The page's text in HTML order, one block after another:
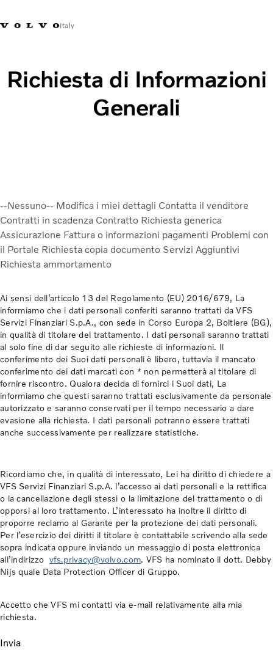
Italy
Richiesta di Informazioni
Generali
--Nessuno-- Modifica i miei dettagli Contatta il venditore
Contratti in scadenza Contratto Richiesta generica
Assicurazione Fattura o informazioni pagamenti Problemi con
il Portale Richiesta copia documento Servizi Aggiuntivi
Richiesta ammortamento
Ai sensi dell’articolo 13 del Regolamento (EU) 2016/679, La
informiamo che i dati personali conferiti saranno trattati da VFS
Servizi Finanziari S.p.A., con sede in Corso Europa 2, Boltiere (BG),
in qualità di titolare del trattamento. I dati personali saranno trattati
al solo fine di dar seguito alle richieste di informazioni. Il
conferimento dei Suoi dati personali è libero, tuttavia il mancato
conferimento dei dati marcati con * non permetterà al titolare di
fornire riscontro. Qualora decida di fornirci i Suoi dati, La
informiamo che questi saranno trattati esclusivamente da personale
autorizzato e saranno conservati per il tempo necessario a dare
evasione alla richiesta. I dati personali potranno essere trattati
anche successivamente per realizzare statistiche.
Ricordiamo che, in qualità di interessato, Lei ha diritto di chiedere a
VFS Servizi Finanziari S.p.A. l’accesso ai dati personali e la rettifica
o la cancellazione degli stessi o la limitazione del trattamento o di
opporsi al loro trattamento. L’interessato ha inoltre il diritto di
proporre reclamo al Garante per la protezione dei dati personali.
Per l’esercizio dei diritti il titolare è contattabile scrivendo alla sede
sopra indicata oppure inviando un messaggio di posta elettronica
all’indirizzovfs.privacy@volvo.com. VFS ha nominato il dott. Debby
Nijs quale Data Protection Officer di Gruppo.
Accetto che VFS mi contatti via e-mail relativamente alla mia
richiesta.
Invia